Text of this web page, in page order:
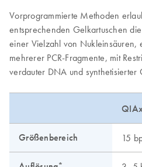
Vorprogrammierte Methoden
entsprechenden Gelkartuschen
einer Vielzahl von Nukleinsäuren,
mehrerer PCR-Fragmente, mit
verdauter DNA und synthetisierter
Größenbereich 15